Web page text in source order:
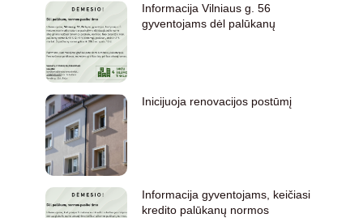
Informacija Vilniaus g. 56
gyventojams dėl palūkanų
Inicijuoja renovacijos postūmį
Informacija gyventojams, keičiasi
kredito palūkanų normos